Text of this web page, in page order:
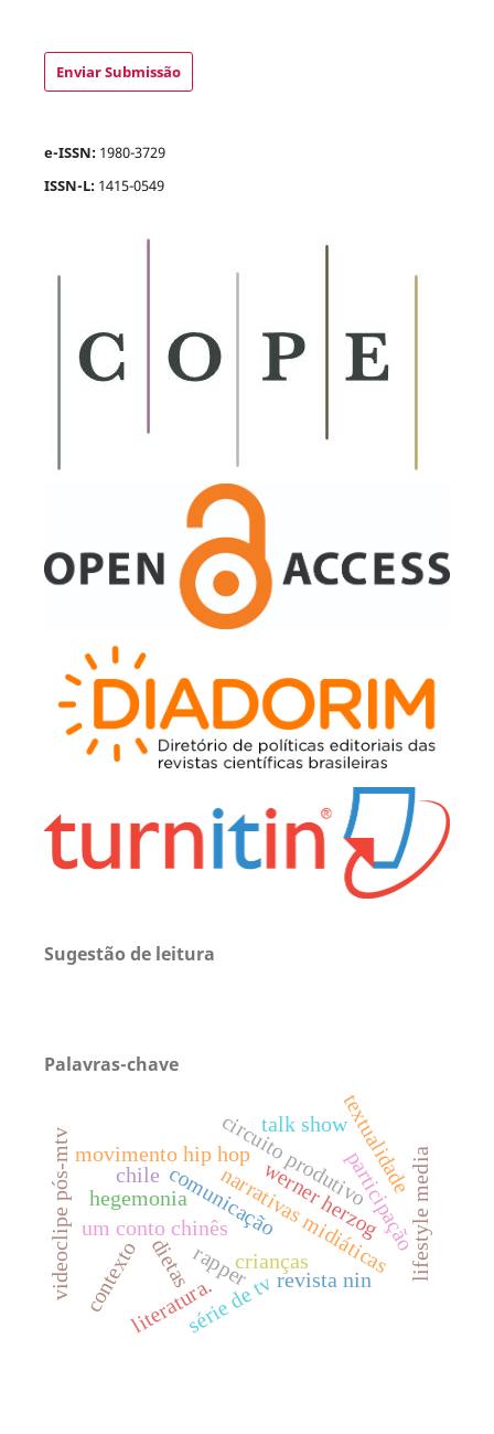
Enviar Submissão
e-ISSN: 1980-3729
ISSN-L: 1415-0549
Sugestão de leitura
Palavras-chave
comunicação
crianças
circuito produtivo
rapper
movimento hip hop
um conto chinêsnarrativas midiáticas
dietas
participação
hegemonia
videoclipe pós-mtv contexto lifestyle media
textualidade
talk show
literatura. revista nin
chile werner herzog
série de tv